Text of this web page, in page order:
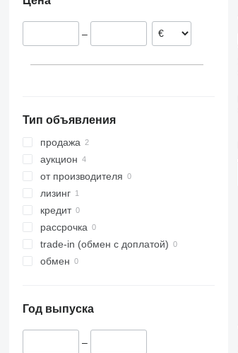
–
Тип объявления
продажа
аукцион
от производителя
лизинг
кредит
рассрочка
trade-in (обмен с доплатой)
обмен
Год выпуска
–